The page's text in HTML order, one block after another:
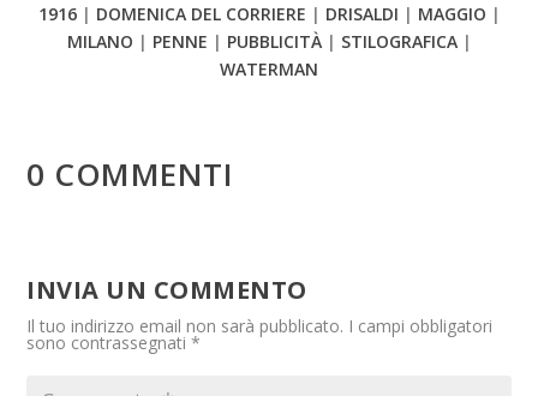
1916| DOMENICA DEL CORRIERE | DRISALDI | MAGGIO |
MILANO | PENNE | PUBBLICITÀ| STILOGRAFICA|
WATERMAN
0 COMMENTI
INVIA UN COMMENTO
Il tuo indirizzo email non sarà pubblicato. I campi obbligatori
sono contrassegnati*